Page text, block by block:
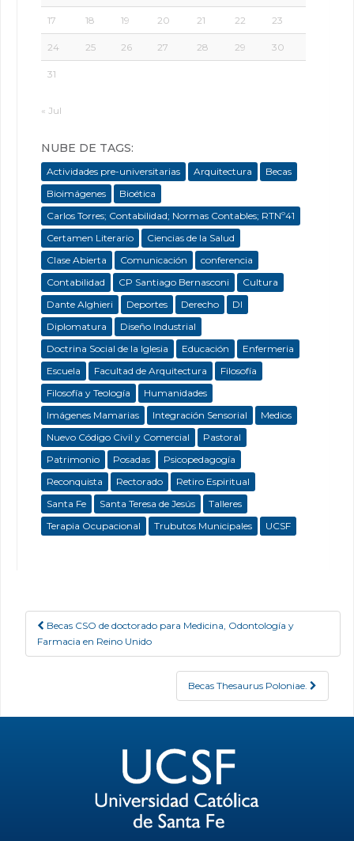
17 18 19 20 21 22 23
24 25 26 27 28 29 30
31
« Jul
NUBE DE TAGS:
Actividades pre-universitarias Arquitectura
Becas
Bioimágenes
Bioética
Carlos Torres; Contabilidad; Normas Contables; RTNº41
Certamen Literario
Ciencias de la Salud
Clase Abierta
Comunicación
conferencia
Contabilidad
CP Santiago Bernasconi
Cultura
Dante Alghieri
Deportes Derecho
DI
Diplomatura
Diseño Industrial
Doctrina Social de la Iglesia
Educación
Enfermeria
Escuela
Facultad de Arquitectura
Filosofía
Filosofía y Teología
Humanidades
Imágenes Mamarias
Integración Sensorial
Medios
Nuevo Código Civil y Comercial
Pastoral
Patrimonio
Posadas
Psicopedagogía
Reconquista
Rectorado
Retiro Espiritual
Santa Fe
Santa Teresa de Jesús
Talleres
Terapia Ocupacional
Trubutos Municipales UCSF
Post navigation
Becas CSO de doctorado para Medicina, Odontología y
Farmacia en Reino Unido
Becas Thesaurus Poloniae.